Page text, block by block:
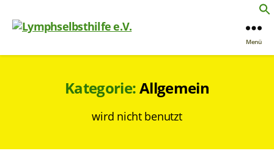
Menü
Kategorie:Allgemein
wird nicht benutzt